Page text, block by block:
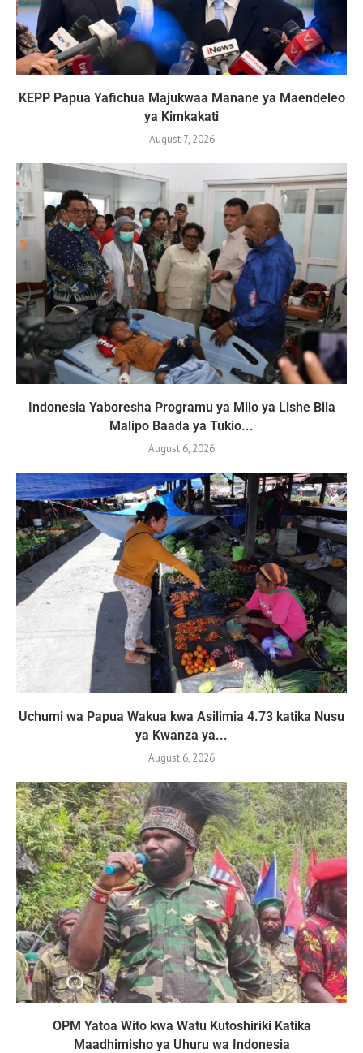
KEPP Papua Yafichua Majukwaa Manane ya Maendeleo
ya Kimkakati
August 7, 2026
Indonesia Yaboresha Programu ya Milo ya Lishe Bila
Malipo Baada ya Tukio...
August 6, 2026
Uchumi wa Papua Wakua kwa Asilimia 4.73 katika Nusu
ya Kwanza ya...
August 6, 2026
OPM Yatoa Wito kwa Watu Kutoshiriki Katika
Maadhimisho ya Uhuru wa Indonesia